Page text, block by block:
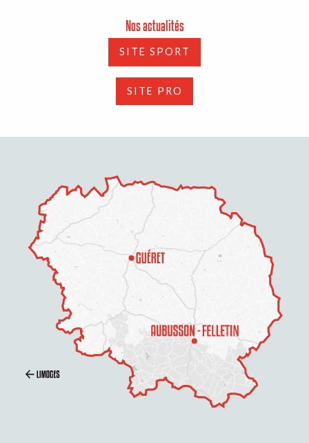
Nos actualités
SITE SPORT
SITE PRO